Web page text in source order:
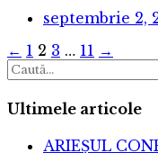
septembrie 2,
Posts
navigation
← 1 2 3 … 11 →
Ultimele articole
ARIEȘUL